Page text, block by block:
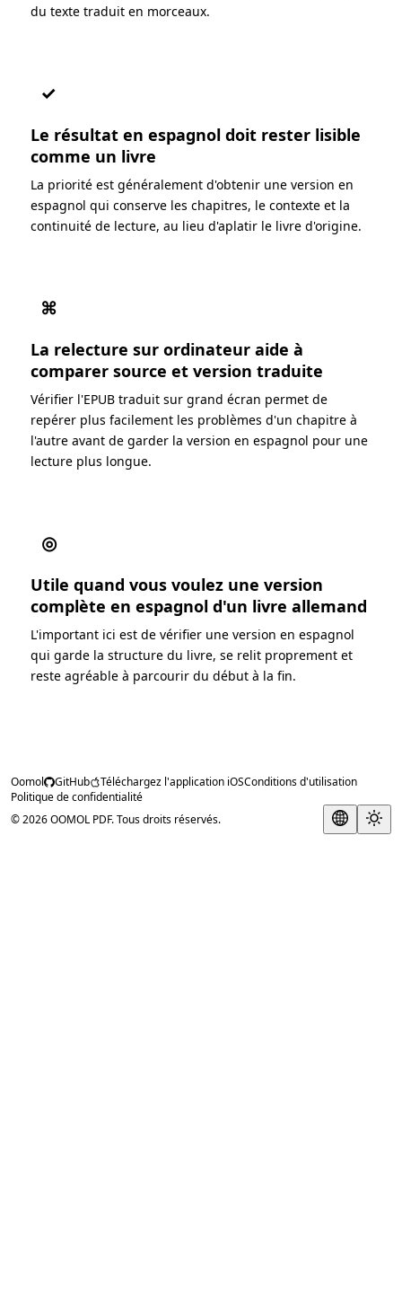
du texte traduit en morceaux.
✓
Le résultat en espagnol doit rester lisible
comme un livre
La priorité est généralement d'obtenir une version en
espagnol qui conserve les chapitres, le contexte et la
continuité de lecture, au lieu d'aplatir le livre d'origine.
⌘
La relecture sur ordinateur aide à
comparer source et version traduite
Vérifier l'EPUB traduit sur grand écran permet de
repérer plus facilement les problèmes d'un chapitre à
l'autre avant de garder la version en espagnol pour une
lecture plus longue.
◎
Utile quand vous voulez une version
complète en espagnol d'un livre allemand
L'important ici est de vérifier une version en espagnol
qui garde la structure du livre, se relit proprement et
reste agréable à parcourir du début à la fin.
Oomol GitHub Téléchargez l'application iOSConditions d'utilisation
Politique de confidentialité
© 2026 OOMOL PDF. Tous droits réservés.